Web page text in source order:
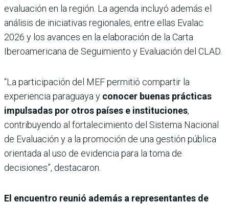
evaluación en la región. La agenda incluyó además el
análisis de iniciativas regionales, entre ellas Evalac
2026 y los avances en la elaboración de la Carta
Iberoamericana de Seguimiento y Evaluación del CLAD.
“La participación del MEF permitió compartir la
experiencia paraguaya y conocer buenas prácticas
impulsadas por otros países e instituciones,
contribuyendo al fortalecimiento del Sistema Nacional
de Evaluación y a la promoción de una gestión pública
orientada al uso de evidencia para la toma de
decisiones”, destacaron.
El encuentro reunió además a representantes de